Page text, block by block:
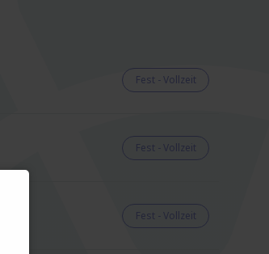
Fest - Vollzeit
Fest - Vollzeit
Fest - Vollzeit